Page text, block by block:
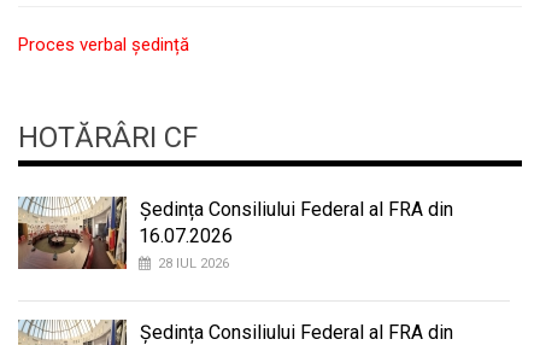
Proces verbal ședință
HOTĂRÂRI CF
Ședința Consiliului Federal al FRA din
16.07.2026
28 IUL 2026
Ședința Consiliului Federal al FRA din